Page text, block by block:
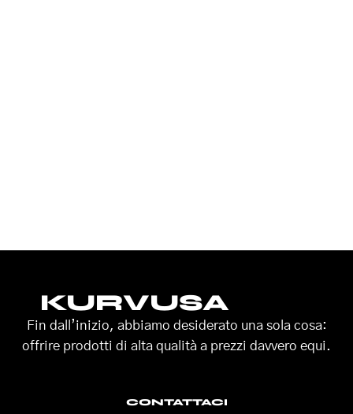
KURVUSA
Fin dall’inizio, abbiamo desiderato una sola cosa:
offrire prodotti di alta qualità a prezzi davvero equi.
CONTATTACI